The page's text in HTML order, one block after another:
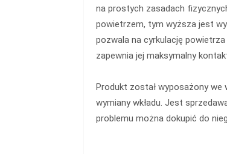
na prostych zasadach
powietrzem, tym wyższa jest
pozwala na cyrkulację
zapewnia jej maksymalny
Produkt został wyposażony
wymiany wkładu. Jest
problemu można dokupić do